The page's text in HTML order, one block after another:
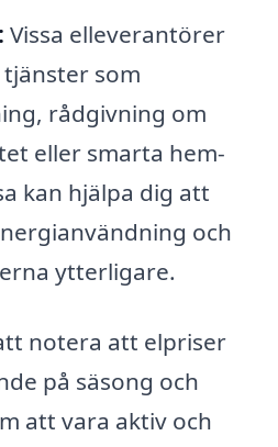
Vissa elleverantörer
som
rådgivning om
eller smarta hem-
kan hjälpa dig att
och
ytterligare.
notera att elpriser
på säsong och
att vara aktiv och